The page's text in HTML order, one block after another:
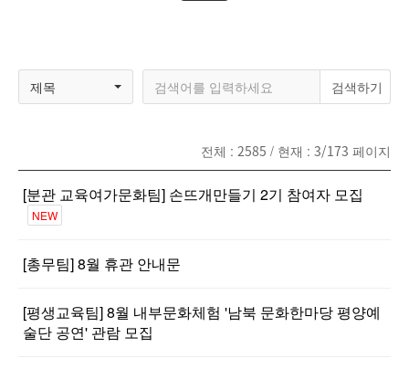
제목
전체 : 2585 / 현재 : 3/173 페이지
[분관 교육여가문화팀] 손뜨개만들기 2기 참여자 모집
NEW
[총무팀] 8월 휴관 안내문
[평생교육팀] 8월 내부문화체험 '남북 문화한마당 평양예
술단 공연' 관람 모집